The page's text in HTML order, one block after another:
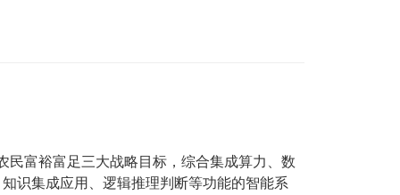
富裕富足三大战略目标，综合集成算力、数
识集成应用、逻辑推理判断等功能的智能系